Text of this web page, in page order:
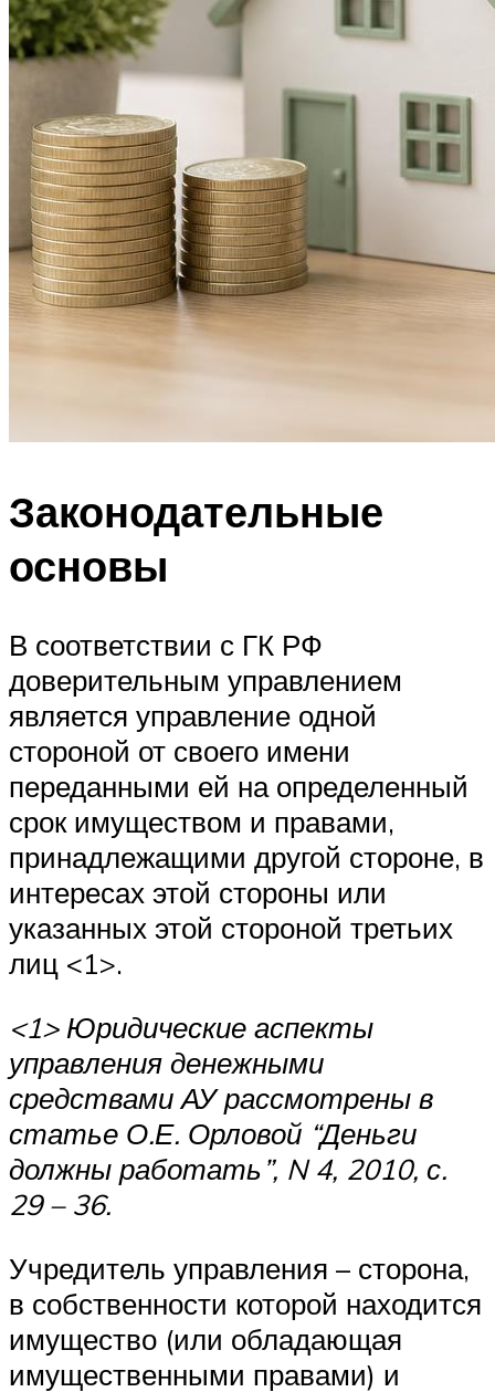
Законодательные
основы
В соответствии с ГК РФ
доверительным управлением
является управление одной
стороной от своего имени
переданными ей на определенный
срок имуществом и правами,
принадлежащими другой стороне, в
интересах этой стороны или
указанных этой стороной третьих
лиц <1>.
<1> Юридические аспекты
управления денежными
средствами АУ рассмотрены в
статье О.Е. Орловой “Деньги
должны работать”, N 4, 2010, с.
29 – 36.
Учредитель управления – сторона,
в собственности которой находится
имущество (или обладающая
имущественными правами) и